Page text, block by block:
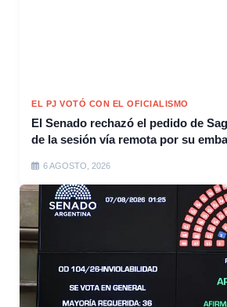
EL PJ VOTÓ CON EL OFICIALISMO
El Senado rechazó el pedido de
de la sesión vía remota por su
6 AGOSTO, 2026